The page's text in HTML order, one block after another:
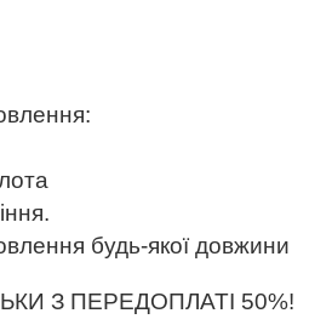
будь-якої довжини
З ПЕРЕДОПЛАТІ 50%!